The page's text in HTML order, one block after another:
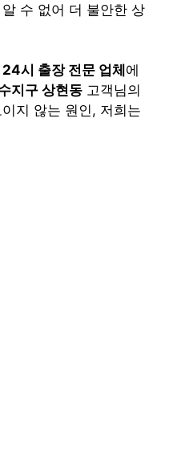
수 없어 더 불안한 상
24시 출장 전문 업체 에
지구 상현동 고객님의
지 않는 원인, 저희는